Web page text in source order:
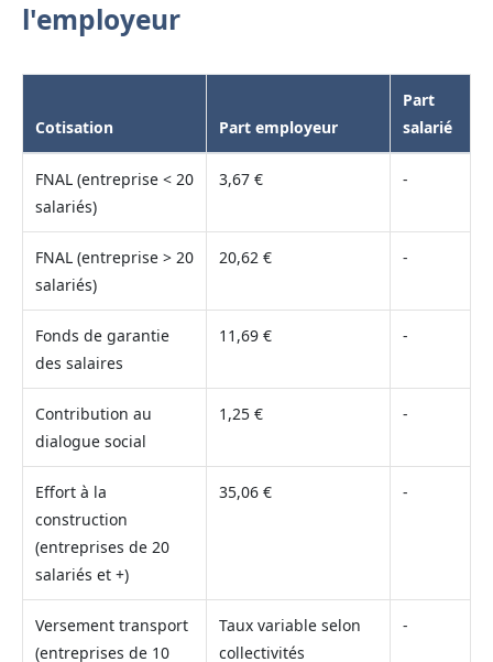
l'employeur
Cotisation Part employeur
Part
salarié
FNAL (entreprise < 20
salariés)
3,67 € -
FNAL (entreprise > 20
salariés)
20,62 € -
Fonds de garantie
des salaires
11,69 € -
Contribution au
dialogue social
1,25 € -
Effort à la
construction
(entreprises de 20
salariés et +)
35,06 € -
Versement transport
(entreprises de 10
Taux variable selon
collectivités
-